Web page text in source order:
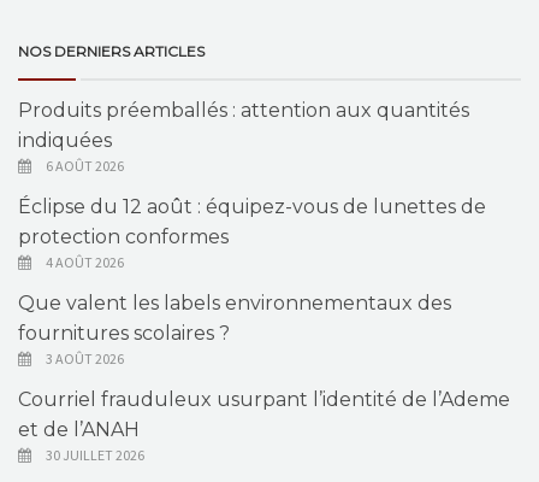
NOS DERNIERS ARTICLES
Produits préemballés : attention aux quantités
indiquées
6 AOÛT 2026
Éclipse du 12 août : équipez-vous de lunettes de
protection conformes
4 AOÛT 2026
Que valent les labels environnementaux des
fournitures scolaires ?
3 AOÛT 2026
Courriel frauduleux usurpant l’identité de l’Ademe
et de l’ANAH
30 JUILLET 2026